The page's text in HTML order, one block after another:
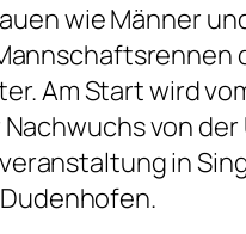
wie Männer
Am Start wird
von der
in